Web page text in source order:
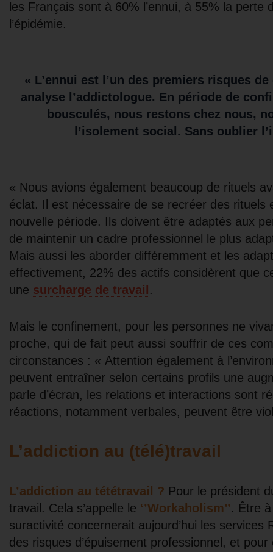
les Français sont à 60% l’ennui, à 55% la perte
l’épidémie.
« L’ennui est l’un des premiers risques
analyse l’addictologue. En période de
bousculés, nous restons chez nous,
l’isolement social. Sans oublier
« Nous avions également beaucoup de rituels
éclat. Il est nécessaire de se recréer des
nouvelle période. Ils doivent être adaptés aux
de maintenir un cadre professionnel le plus
Mais aussi les aborder différemment et les
effectivement, 22% des actifs considèrent que
une surcharge de travail .
Mais le confinement, pour les personnes ne
proche, qui de fait peut aussi souffrir de ces
circonstances : « Attention également à
peuvent entraîner selon certains profils une
parle d’écran, les relations et interactions sont
réactions, notamment verbales, peuvent être
L’addiction au (télé)travail
L’addiction au tététravail ? Pour le président
travail. Cela s’appelle le ‘’Workaholism’’. Être
suractivité concernerait aujourd’hui les
des risques d’épuisement professionnel, et